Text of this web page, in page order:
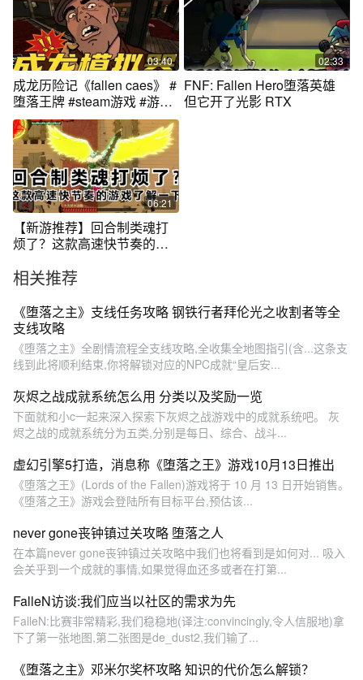
03:40
成龙历险记《fallen caes》 #
堕落王牌 #steam游戏 #游戏
鉴赏家
02:33
FNF: Fallen Hero堕落英雄
但它开了光影 RTX
06:21
【新游推荐】回合制类魂打
烦了？这款高速快节奏的游
相关推荐
《堕落之主》支线任务攻略 钢铁行者拜伦光之收割者等全
支线攻略
《堕落之主》全剧情流程全支线攻略,全收集全地图指引(含...这条支
线到此将顺利结束,你将解锁对应的NPC成就“皇后安...
灰烬之战成就系统怎么用 分类以及奖励一览
下面就和小c一起来深入探索下灰烬之战游戏中的成就系统吧。 灰
烬之战的成就系统分为五类,分别是每日、综合、战斗...
虚幻引擎5打造，消息称《堕落之王》游戏10月13日推出
《堕落之王》(Lords of the Fallen)游戏将于 10 月 13 日开始销售。
《堕落之王》游戏会登陆所有目标平台,预估该...
never gone丧钟镇过关攻略 堕落之人
在本篇never gone丧钟镇过关攻略中我们也将看到是如何对... 吸入
会关乎到一个成就的事情,如果觉得血还多或者在打第...
FalleN访谈:我们应当以社区的需求为先
FalleN:比赛非常精彩,我们稳稳地(译注:convincingly,令人信服地)拿
下了第一张地图,第二张图是de_dust2,我们输了...
《堕落之主》邓米尔奖杯攻略 知识的代价怎么解锁？